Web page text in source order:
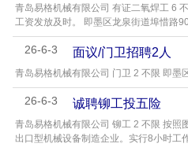
青岛易格机械有限公司 有证二氧焊工 6
工资发放及时。 即墨区龙泉街道埠惜路
26-6-3 面议/门卫招聘2人
青岛易格机械有限公司 门卫 2 不限 即墨
26-6-3 诚聘铆工投五险
青岛易格机械有限公司 铆工 2 不限 按
出口型机械设备制造企业。实行8小时工